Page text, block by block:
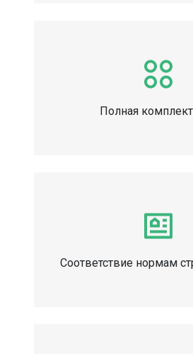
Полная
Соответствие нормам